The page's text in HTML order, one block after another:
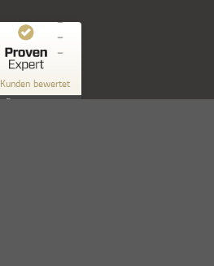
bewertet
Bewertungen
und Erfahrungen zu
Horn Verlag